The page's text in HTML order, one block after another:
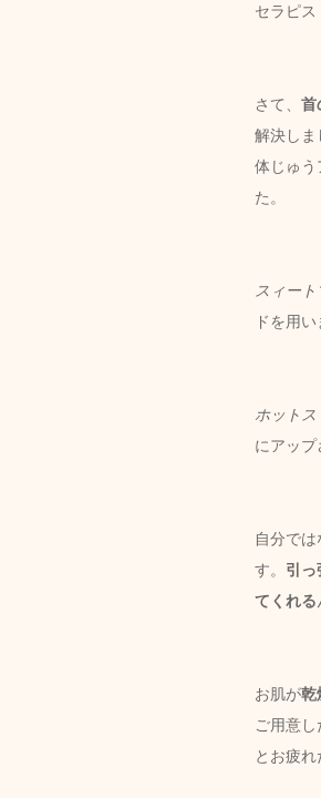
セラピ
さて、 首
解決しま
体じゅう
た。
スィー
ドを用い
ホットス
にアップ
自分で
す。 引っ
てくれる
お肌が乾
ご用意
とお疲れ